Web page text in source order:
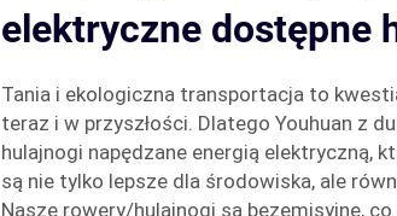
elektryczne dostępne
Tania i ekologiczna transportacja to
teraz i w przyszłości. Dlatego Youhuan z
hulajnogi napędzane energią elektryczną,
są nie tylko lepsze dla środowiska, ale
Nasze rowery/hulajnogi są bezemisyjne,